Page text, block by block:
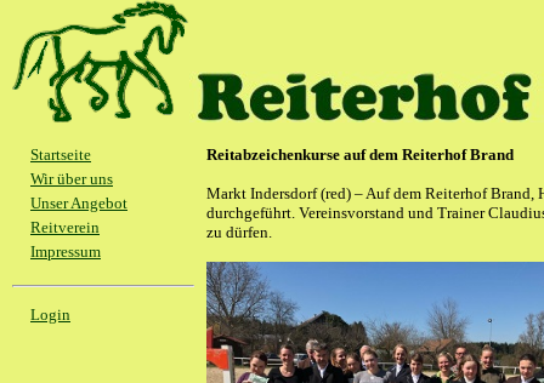
Reitabzeichenkurse auf dem Reiterhof Brand
Markt Indersdorf (red) – Auf dem Reiterhof Brand,
durchgeführt. Vereinsvorstand und Trainer
zu dürfen.
Startseite
Wir über uns
Unser Angebot
Reitverein
Impressum
Login